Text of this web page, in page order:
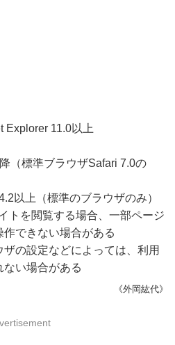
Explorer 11.0以上
（標準ブラウザSafari 7.0の
以上（標準のブラウザのみ）
トを閲覧する場合、一部ページ
できない場合がある
の設定などによっては、利用
い場合がある
《外岡紘代》